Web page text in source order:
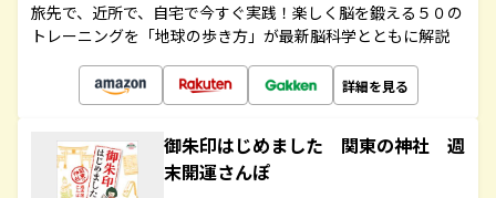
旅先で、近所で、自宅で今すぐ実践！楽しく脳を鍛える５０の
トレーニングを「地球の歩き方」が最新脳科学とともに解説
詳細を見る
御朱印はじめました 関東の神社 週
末開運さんぽ